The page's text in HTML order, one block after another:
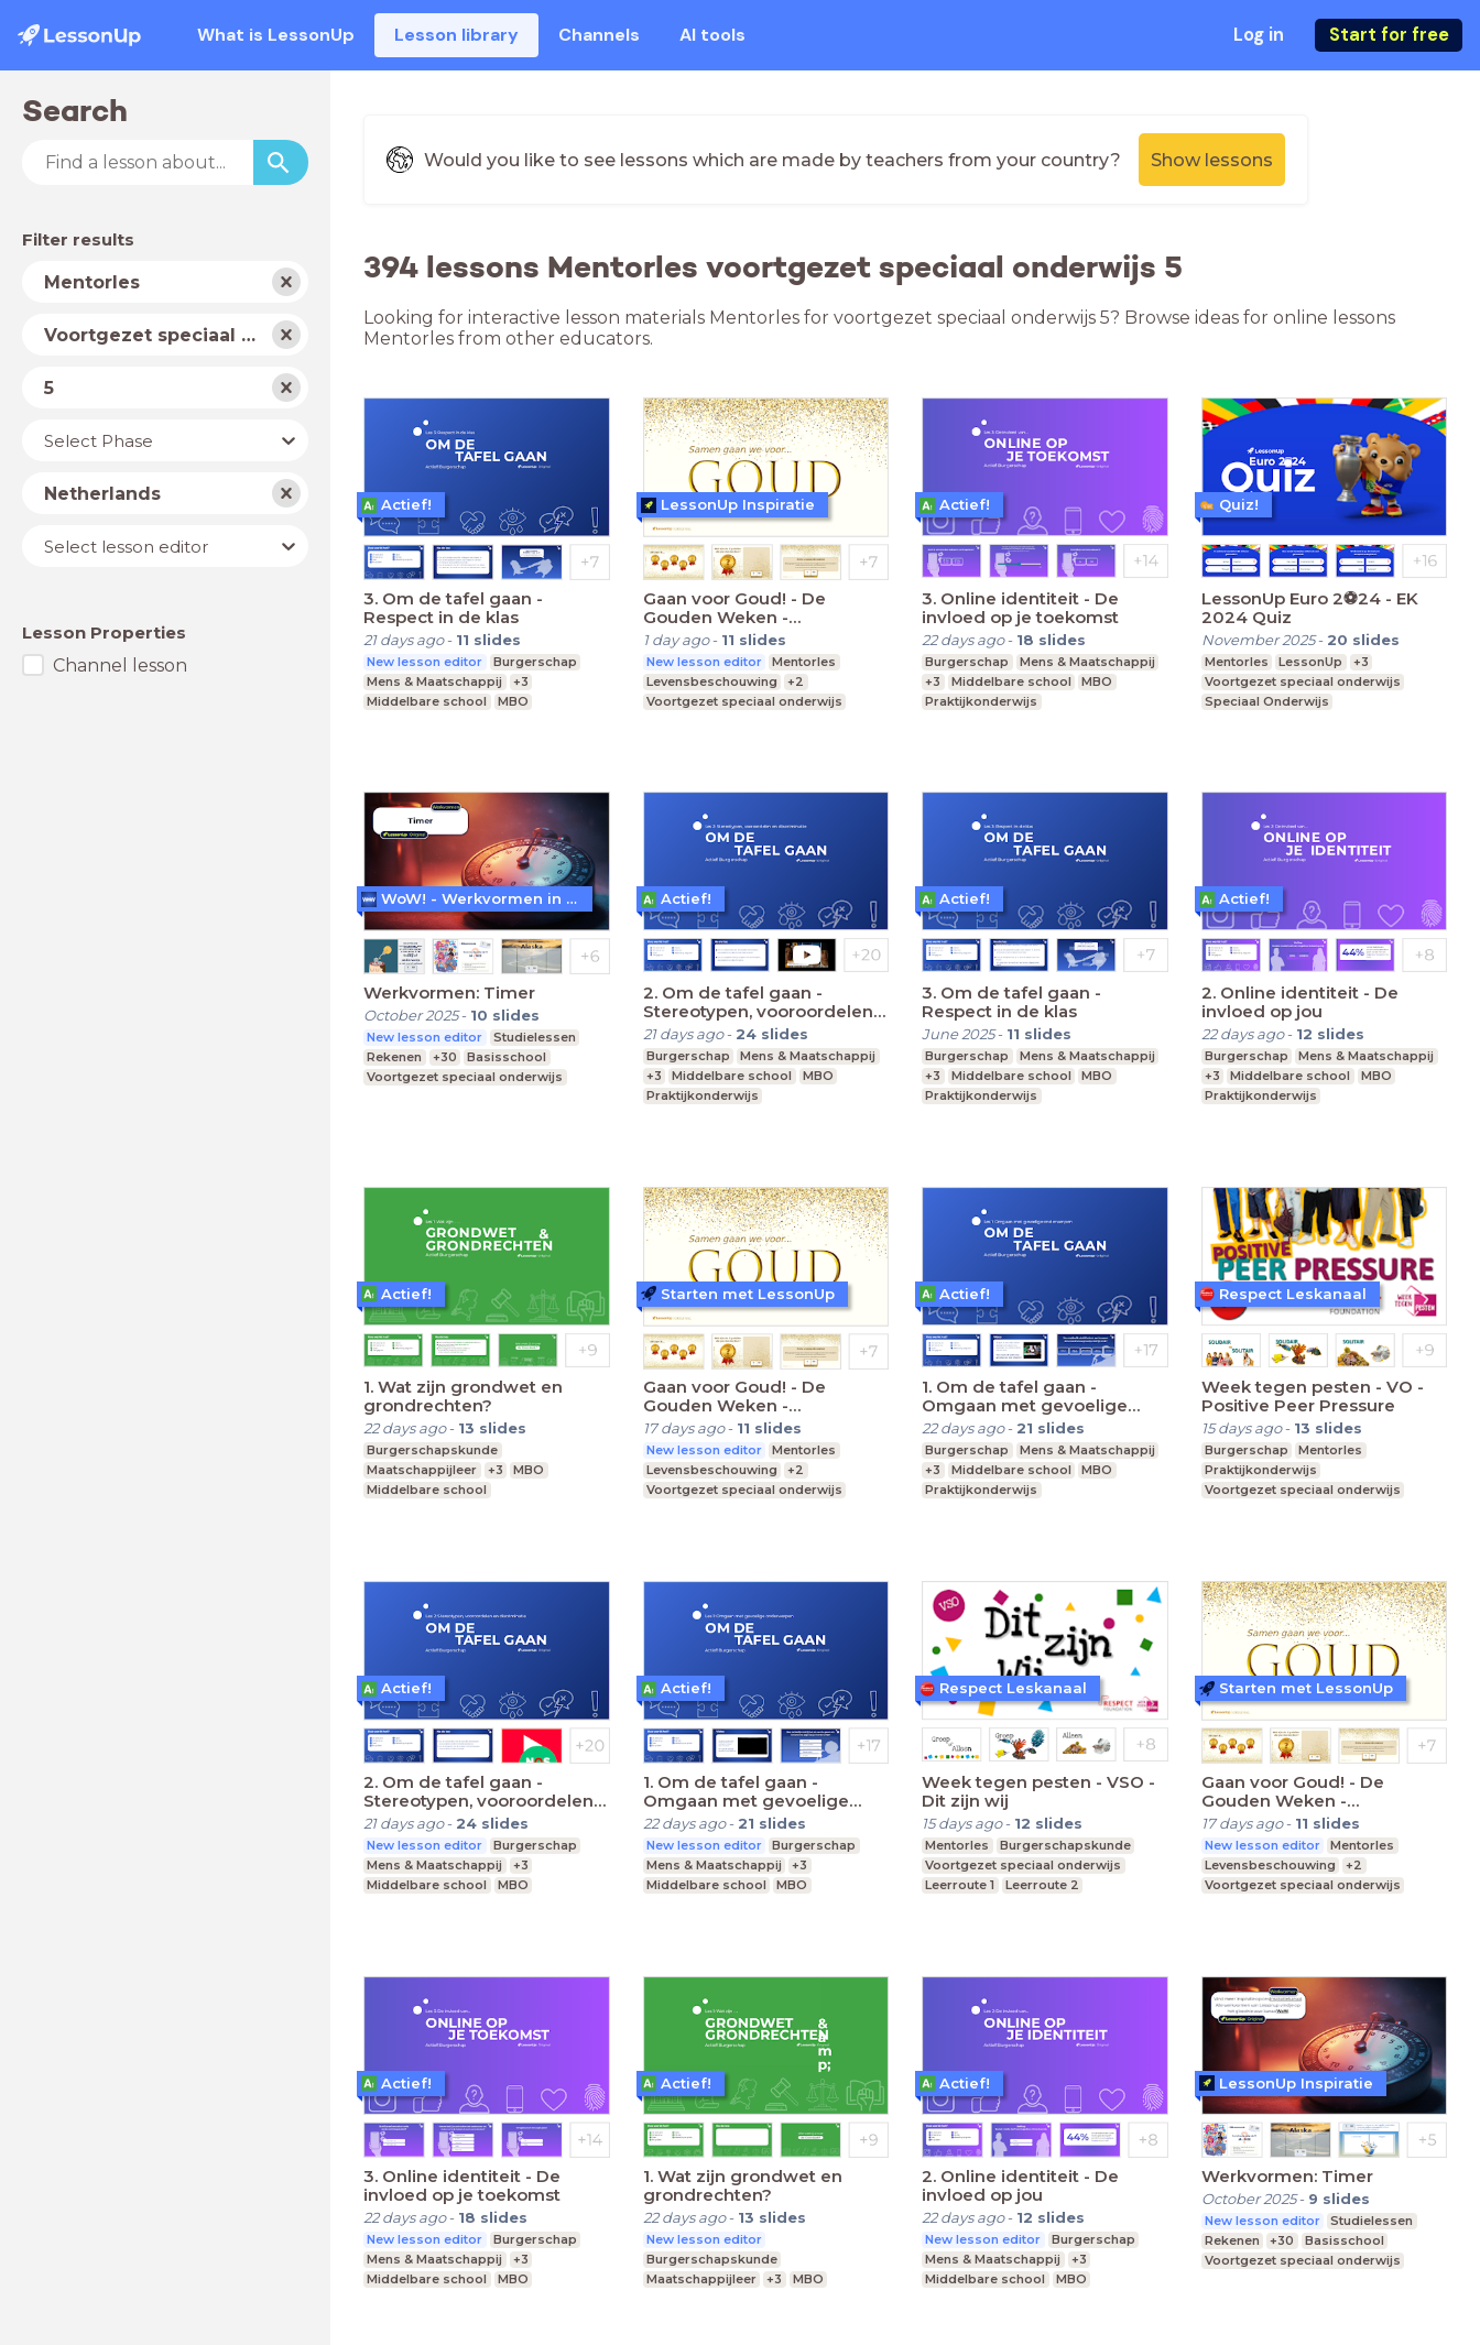
What is LessonUp Lesson library Channels AI tools Log in Start for free
Search
Filter results
Subject
Mentorles
School
type
Voortgezet speciaal onderwijs
Level
5
YearSelect Phase
Country
Netherlands
Lesson
editor
Select lesson editor
Lesson Properties
Channel lesson
Would you like to see lessons which are made by teachers from your country? Show lessons
394 lessons Mentorles voortgezet speciaal onderwijs 5
Looking for interactive lesson materials Mentorles for voortgezet speciaal onderwijs 5? Browse ideas for online lessons
Mentorles from other educators.
3. Om de tafel gaan -
Respect in de klas
21 days ago- 11 slides
New lesson editor
Burgerschap
Mens & Maatschappij
+3
Middelbare school
MBO
Actief!
Gaan voor Goud! - De
Gouden Weken -
VO/(V)MBO
1 day ago- 11 slides
New lesson editor
Mentorles
Levensbeschouwing
+2
Voortgezet speciaal onderwijs
LessonUp Inspiratie
3. Online identiteit - De
invloed op je toekomst
22 days ago- 18 slides
Burgerschap
Mens & Maatschappij
+3
Middelbare school
MBO
Praktijkonderwijs
Actief!
LessonUp Euro 2⚽️24 - EK
2024 Quiz
November 2025- 20 slides
Mentorles LessonUp
+3
Voortgezet speciaal onderwijs
Speciaal Onderwijs
Quiz!
Werkvormen: Timer
October 2025- 10 slides
New lesson editor
Studielessen
Rekenen
+30
Basisschool
Voortgezet speciaal onderwijs
WoW! - Werkvormen in LessonUp
2. Om de tafel gaan -
Stereotypen, vooroordelen
en discriminatie
21 days ago- 24 slides
Burgerschap
Mens & Maatschappij
+3
Middelbare school
MBO
Praktijkonderwijs
Actief!
3. Om de tafel gaan -
Respect in de klas
June 2025- 11 slides
Burgerschap
Mens & Maatschappij
+3
Middelbare school
MBO
Praktijkonderwijs
Actief!
2. Online identiteit - De
invloed op jou
22 days ago- 12 slides
Burgerschap
Mens & Maatschappij
+3
Middelbare school
MBO
Praktijkonderwijs
Actief!
1. Wat zijn grondwet en
grondrechten?
22 days ago- 13 slides
Burgerschapskunde
Maatschappijleer
+3
MBO
Middelbare school
Actief!
Gaan voor Goud! - De
Gouden Weken -
VO/(V)MBO
17 days ago- 11 slides
New lesson editor
Mentorles
Levensbeschouwing
+2
Voortgezet speciaal onderwijs
Starten met LessonUp
1. Om de tafel gaan -
Omgaan met gevoelige
onderwerpen
22 days ago- 21 slides
Burgerschap
Mens & Maatschappij
+3
Middelbare school
MBO
Praktijkonderwijs
Actief!
Week tegen pesten - VO -
Positive Peer Pressure
15 days ago- 13 slides
Burgerschap
Mentorles
Praktijkonderwijs
Voortgezet speciaal onderwijs
Respect Leskanaal
2. Om de tafel gaan -
Stereotypen, vooroordelen
en discriminatie
21 days ago- 24 slides
New lesson editor
Burgerschap
Mens & Maatschappij
+3
Middelbare school
MBO
Actief!
1. Om de tafel gaan -
Omgaan met gevoelige
onderwerpen
22 days ago- 21 slides
New lesson editor
Burgerschap
Mens & Maatschappij
+3
Middelbare school
MBO
Actief!
Week tegen pesten - VSO -
Dit zijn wij
15 days ago- 12 slides
Mentorles
Burgerschapskunde
Voortgezet speciaal onderwijs
Leerroute 1
Leerroute 2
Respect Leskanaal
Gaan voor Goud! - De
Gouden Weken -
VO/(V)MBO
17 days ago- 11 slides
New lesson editor
Mentorles
Levensbeschouwing
+2
Voortgezet speciaal onderwijs
Starten met LessonUp
3. Online identiteit - De
invloed op je toekomst
22 days ago- 18 slides
New lesson editor
Burgerschap
Mens & Maatschappij
+3
Middelbare school
MBO
Actief!
1. Wat zijn grondwet en
grondrechten?
22 days ago- 13 slides
New lesson editor
Burgerschapskunde
Maatschappijleer
+3
MBO
Actief!
2. Online identiteit - De
invloed op jou
22 days ago- 12 slides
New lesson editor
Burgerschap
Mens & Maatschappij
+3
Middelbare school
MBO
Actief!
Werkvormen: Timer
October 2025- 9 slides
New lesson editor
Studielessen
Rekenen
+30
Basisschool
Voortgezet speciaal onderwijs
LessonUp Inspiratie